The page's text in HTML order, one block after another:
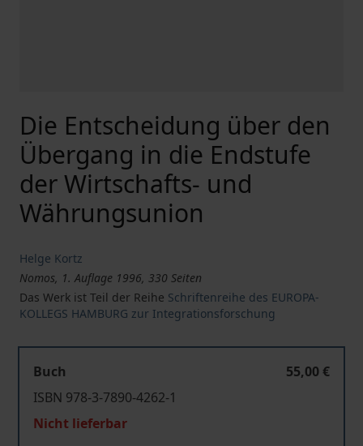
Die Entscheidung über den
Übergang in die Endstufe
der Wirtschafts- und
Währungsunion
Helge Kortz
Nomos, 1. Auflage 1996, 330 Seiten
Das Werk ist Teil der Reihe Schriftenreihe des EUROPA-
KOLLEGS HAMBURG zur Integrationsforschung
Buch
55,00 €
ISBN 978-3-7890-4262-1
Nicht lieferbar